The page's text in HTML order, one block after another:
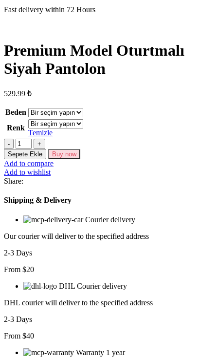
Fast delivery within 72 Hours
Premium Model Oturtmalı
Siyah Pantolon
529.99 ₺
Beden
Renk
Temizle
Premium
Model
Oturtmalı
Siyah
Pantolon
adet
Sepete Ekle Buy now
Add to compare
Add to wishlist
Share:
Shipping & Delivery
Courier delivery
Our courier will deliver to the specified address
2-3 Days
From $20
DHL Courier delivery
DHL courier will deliver to the specified address
2-3 Days
From $40
Warranty 1 year